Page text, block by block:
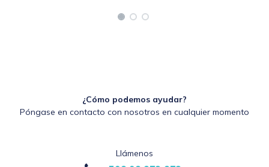
¿Cómo podemos ayudar?
Póngase en contacto con nosotros en cualquier momento
Llámenos